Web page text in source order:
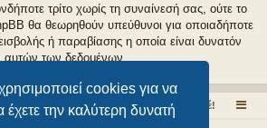
cookies για να
έχετε την καλύτερη δυνατή
τρίτο χωρίς τη συναίνεσή σας, ούτε το
θα θεωρηθούν υπεύθυνοι για οποιαδήποτε
ή παραβίασης η οποία είναι δυνατόν
των δεδομένων.
Εδώ μιλάμε ελεύθερα για τον καφέ!